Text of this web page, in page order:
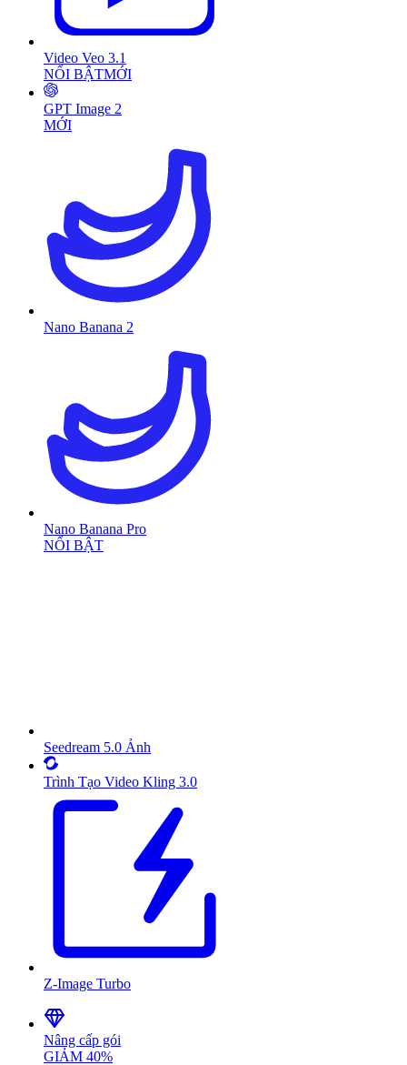
Video Veo 3.1
NỔI BẬTMỚI
GPT Image 2
MỚI
Nano Banana 2
Nano Banana Pro
NỔI BẬT
Seedream 5.0 Ảnh
Trình Tạo Video Kling 3.0
Z-Image Turbo
Nâng cấp gói
GIẢM 40%